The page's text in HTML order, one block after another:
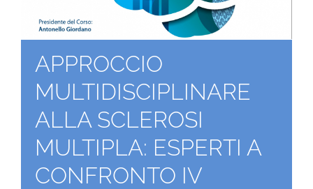
APPROCCIO
MULTIDISCIPLINARE
ALLA SCLEROSI
MULTIPLA: ESPERTI A
CONFRONTO IV